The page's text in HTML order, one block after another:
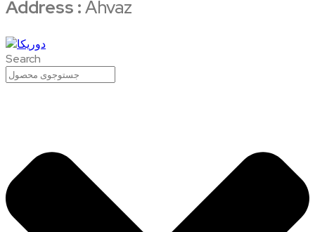
Address :Ahvaz
Search